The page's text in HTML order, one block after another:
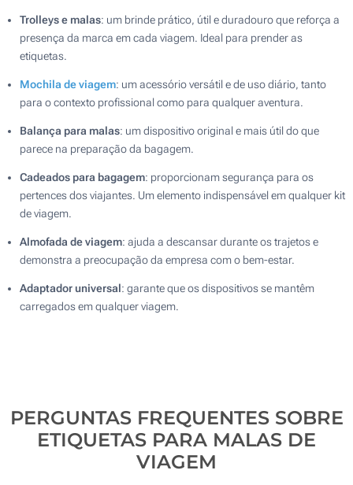
Trolleys e malas: um brinde prático, útil e duradouro que reforça a
presença da marca em cada viagem. Ideal para prender as
etiquetas.
Mochila de viagem: um acessório versátil e de uso diário, tanto
para o contexto profissional como para qualquer aventura.
Balança para malas: um dispositivo original e mais útil do que
parece na preparação da bagagem.
Cadeados para bagagem: proporcionam segurança para os
pertences dos viajantes. Um elemento indispensável em qualquer kit
de viagem.
Almofada de viagem: ajuda a descansar durante os trajetos e
demonstra a preocupação da empresa com o bem-estar.
Adaptador universal: garante que os dispositivos se mantêm
carregados em qualquer viagem.
PERGUNTAS FREQUENTES SOBRE
ETIQUETAS PARA MALAS DE
VIAGEM